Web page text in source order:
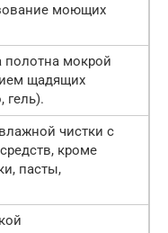
моющих
полотна мокрой
щадящих
чистки с
кроме
пасты,